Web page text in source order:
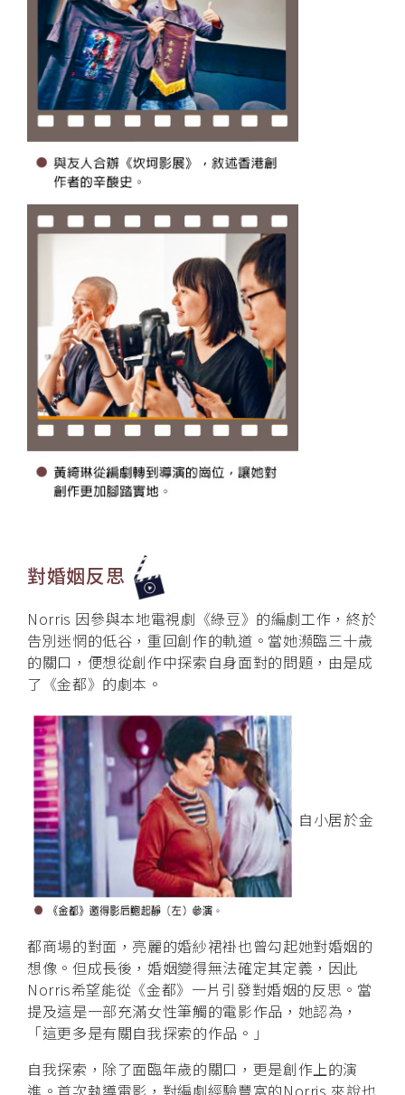
對婚姻反思
Norris 因參與本地電視劇《綠豆》的編劇工作，終於
告別迷惘的低谷，重回創作的軌道。當她瀕臨三十歲
的關口，便想從創作中探索自身面對的問題，由是成
了《金都》的劇本。
自小居於金
都商場的對面，亮麗的婚紗裙褂也曾勾起她對婚姻的
想像。但成長後，婚姻變得無法確定其定義，因此
Norris希望能從《金都》一片引發對婚姻的反思。當
提及這是一部充滿女性筆觸的電影作品，她認為，
「這更多是有關自我探索的作品。」
自我探索，除了面臨年歲的關口，更是創作上的演